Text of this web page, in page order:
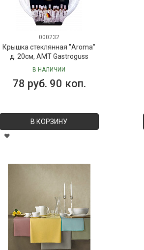
000232
Крышка стеклянная "Aroma"
д. 20см, AMT Gastroguss
В НАЛИЧИИ
78 руб. 90 коп.
В КОРЗИНУ